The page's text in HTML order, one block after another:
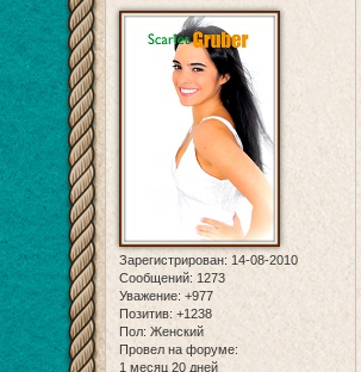
Зарегистрирован: 14-08-2010
Сообщений: 1273
Уважение: +977
Позитив: +1238
Пол: Женский
Провел на форуме:
1 месяц 20 дней